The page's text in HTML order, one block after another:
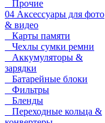
Прочие
04 Аксессуары для фото
& видео
Карты памяти
Чехлы сумки ремни
Аккумуляторы &
зарядки
Батарейные блоки
Фильтры
Бленды
Переходные кольца &